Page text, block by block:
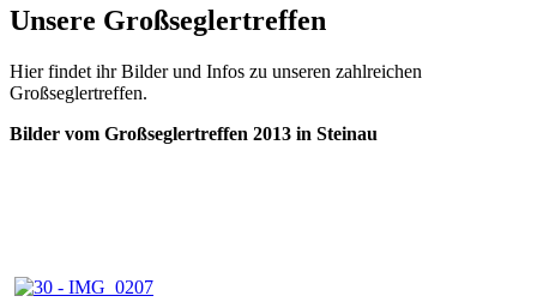
Unsere Großseglertreffen
Hier findet ihr Bilder und Infos zu unseren zahlreichen
Großseglertreffen.
Bilder vom Großseglertreffen 2013 in Steinau